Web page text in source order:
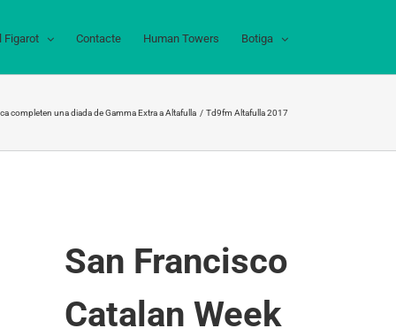
Figarot Contacte Human Towers Botiga
completen una diada de Gamma Extra a Altafulla Td9fm Altafulla 2017
San Francisco
Catalan Week